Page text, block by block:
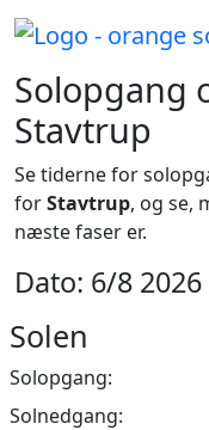
Solopgang
Stavtrup
Se tiderne for
forStavtrup, og se,
næste faser er.
Dato: 6/8 2026
Solen
Solopgang:
Solnedgang: